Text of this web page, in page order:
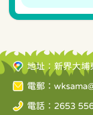
地址：新界大埔
電郵：
電話：2653